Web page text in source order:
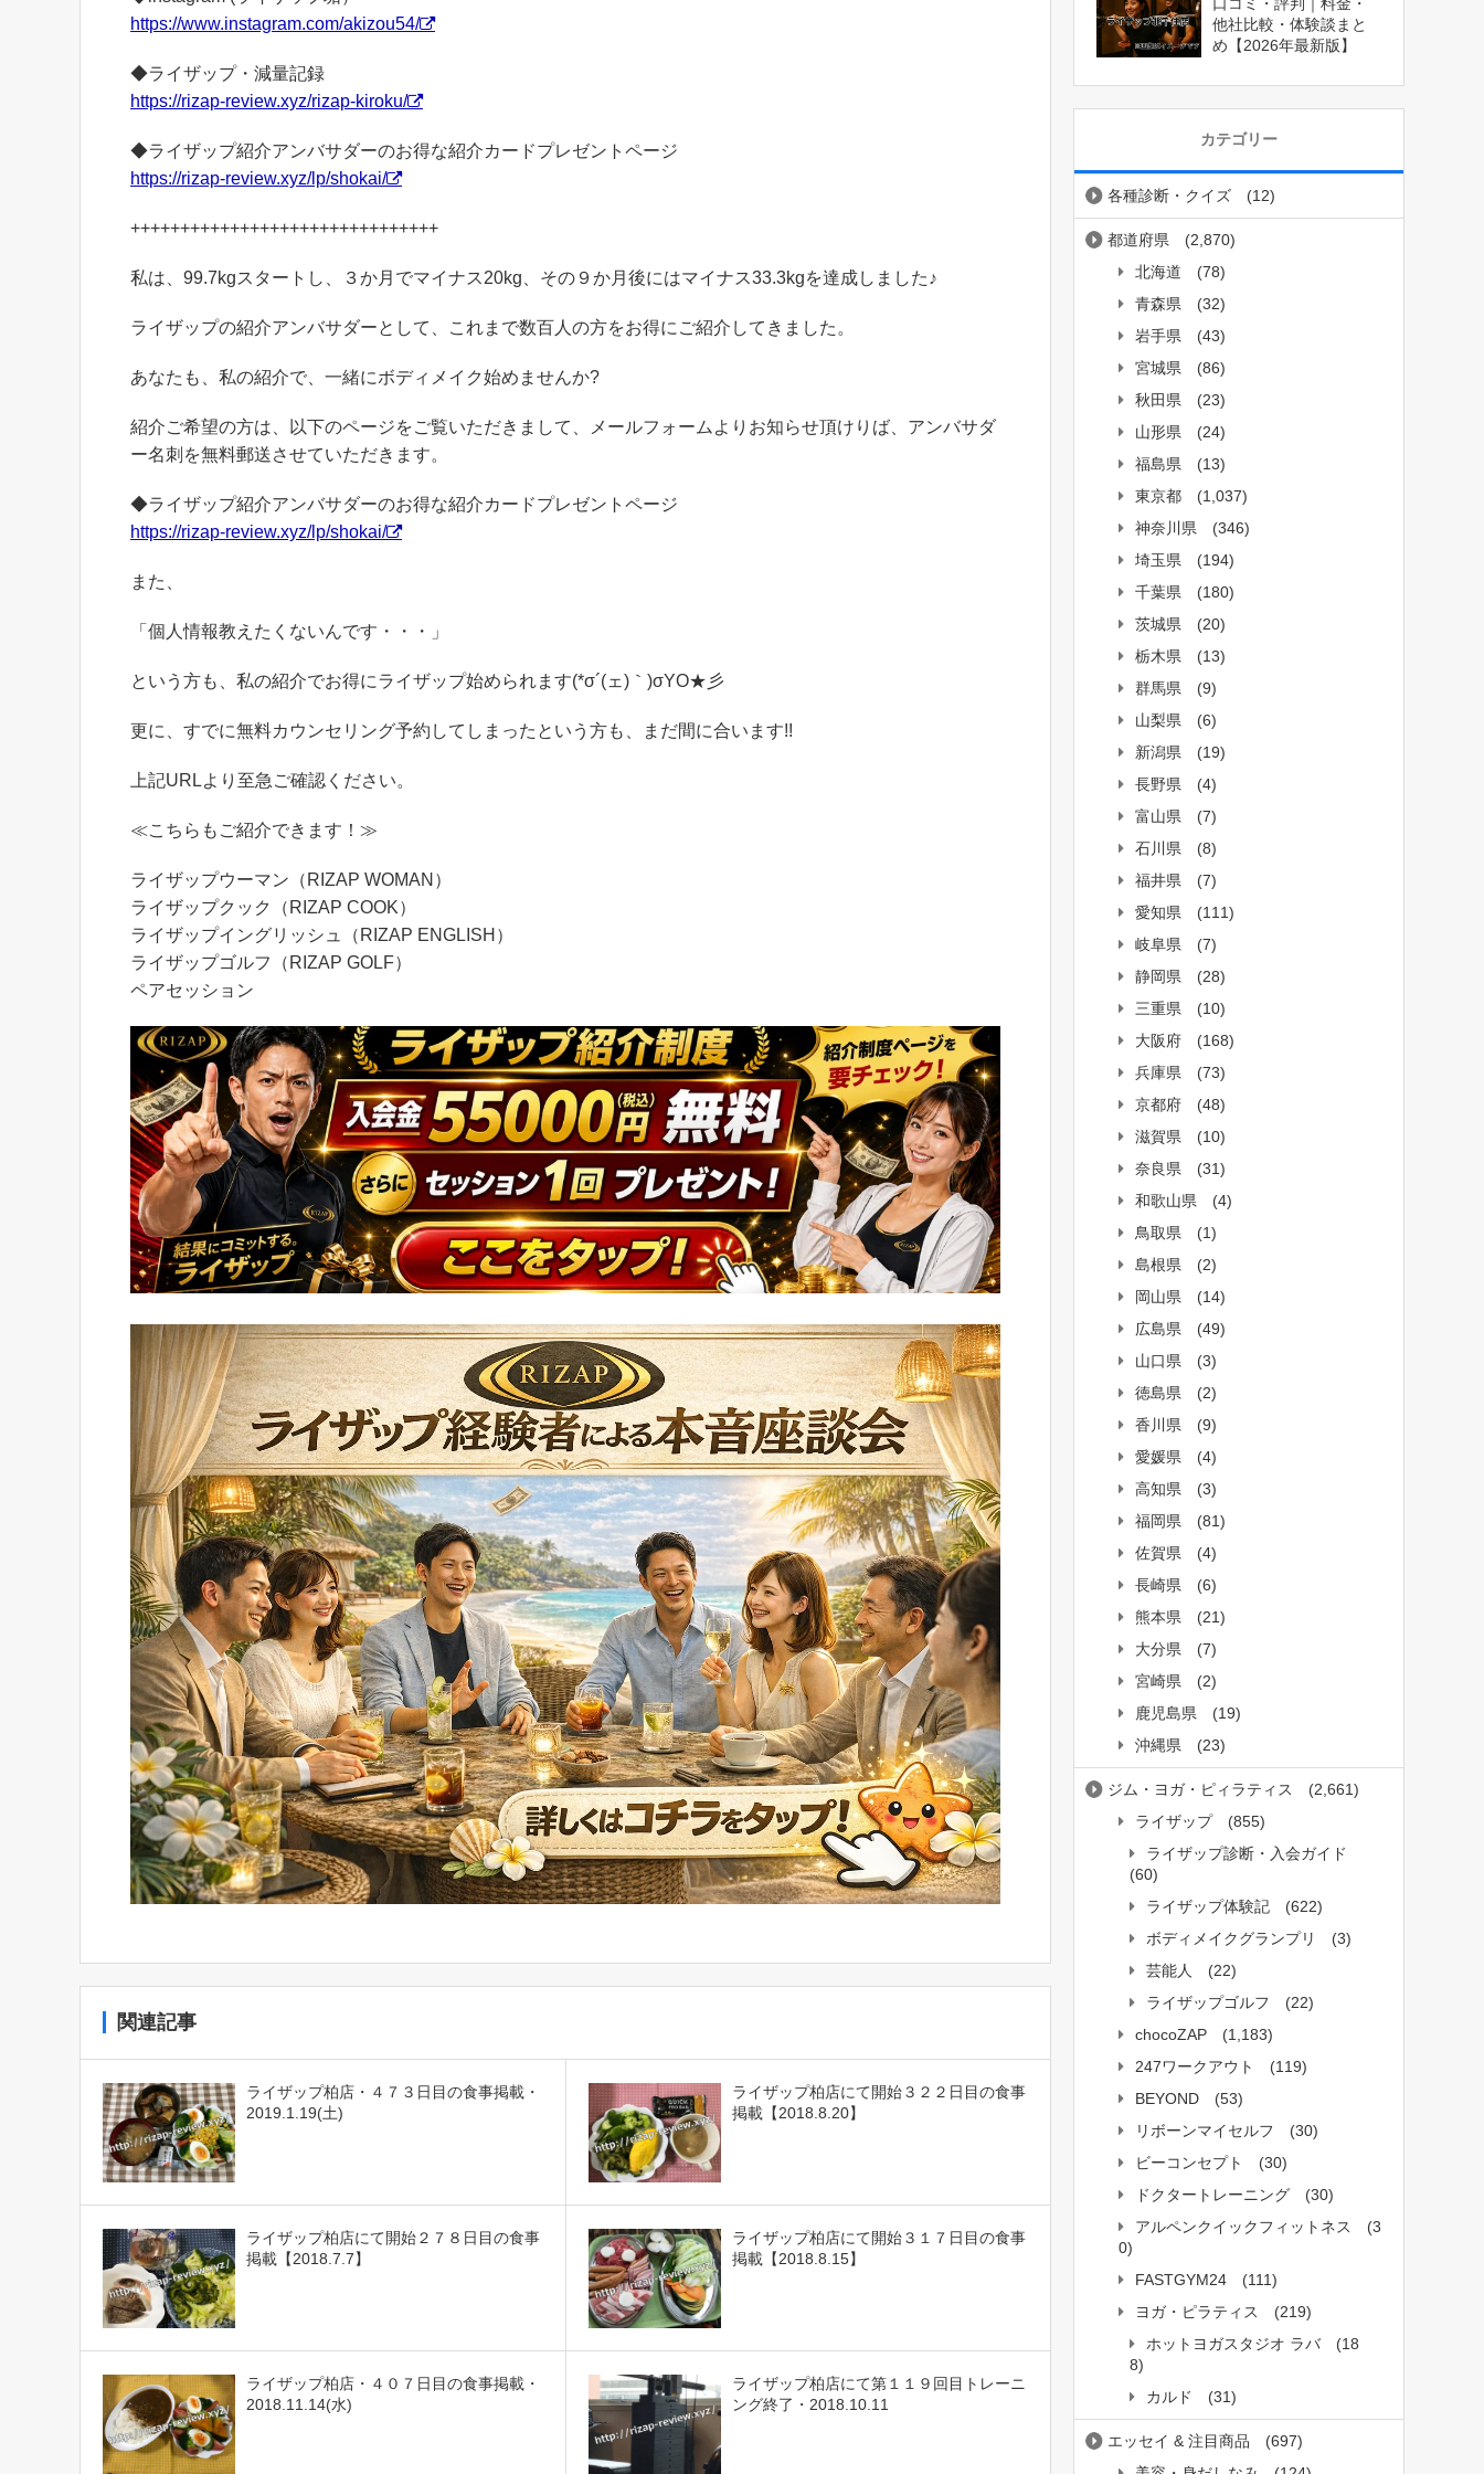
https://www.instagram.com/akizou54/
◆ライザップ・減量記録
https://rizap-review.xyz/rizap-kiroku/
◆ライザップ紹介アンバサダーのお得な紹介カードプレゼントページ
https://rizap-review.xyz/lp/shokai/
+++++++++++++++++++++++++++++++
私は、99.7kgスタートし、３か月でマイナス20kg、その９か月後にはマイナス33.3kgを達成しました♪
ライザップの紹介アンバサダーとして、これまで数百人の方をお得にご紹介してきました。
あなたも、私の紹介で、一緒にボディメイク始めませんか?
紹介ご希望の方は、以下のページをご覧いただきまして、メールフォームよりお知らせ頂けりば、アンバサダ
ー名刺を無料郵送させていただきます。
◆ライザップ紹介アンバサダーのお得な紹介カードプレゼントページ
https://rizap-review.xyz/lp/shokai/
また、
「個人情報教えたくないんです・・・」
という方も、私の紹介でお得にライザップ始められます(*σ´(ェ)｀)σYO★彡
更に、すでに無料カウンセリング予約してしまったという方も、まだ間に合います!!
上記URLより至急ご確認ください。
≪こちらもご紹介できます！≫
ライザップウーマン（RIZAP WOMAN）
ライザップクック（RIZAP COOK）
ライザップイングリッシュ（RIZAP ENGLISH）
ライザップゴルフ（RIZAP GOLF）
ペアセッション
関連記事
ライザップ柏店・４７３日目の食事掲載・
2019.1.19(土)
ライザップ柏店にて開始３２２日目の食事
掲載【2018.8.20】
ライザップ柏店にて開始２７８日目の食事
掲載【2018.7.7】
ライザップ柏店にて開始３１７日目の食事
掲載【2018.8.15】
ライザップ柏店・４０７日目の食事掲載・
2018.11.14(水)
ライザップ柏店にて第１１９回目トレーニ
ング終了・2018.10.11
他社比較・体験談まと
め【2026年最新版】
カテゴリー
各種診断・クイズ (12)
都道府県
(2,870)
北海道
(78)
青森県
(32)
岩手県
(43)
宮城県
(86)
秋田県
(23)
山形県
(24)
福島県
(13)
東京都
(1,037)
神奈川県
(346)
埼玉県
(194)
千葉県
(180)
茨城県
(20)
栃木県
(13)
群馬県
(9)
山梨県
(6)
新潟県
(19)
長野県
(4)
富山県
(7)
石川県
(8)
福井県
(7)
愛知県
(111)
岐阜県
(7)
静岡県
(28)
三重県
(10)
大阪府
(168)
兵庫県
(73)
京都府
(48)
滋賀県
(10)
奈良県
(31)
和歌山県
(4)
鳥取県
(1)
島根県
(2)
岡山県
(14)
広島県
(49)
山口県
(3)
徳島県
(2)
香川県
(9)
愛媛県
(4)
高知県
(3)
福岡県
(81)
佐賀県
(4)
長崎県
(6)
熊本県
(21)
大分県
(7)
宮崎県
(2)
鹿児島県
(19)
沖縄県
(23)
ジム・ヨガ・ピィラティス
(2,661)
ライザップ
(855)
ライザップ診断・入会ガイド
(60)
ライザップ体験記
(622)
ボディメイクグランプリ
(3)
芸能人
(22)
ライザップゴルフ
(22)
chocoZAP
(1,183)
247ワークアウト
(119)
BEYOND
(53)
リボーンマイセルフ
(30)
ビーコンセプト
(30)
ドクタートレーニング
(30)
アルペンクイックフィットネス
(3
0)
FASTGYM24
(111)
ヨガ・ピラティス
(219)
ホットヨガスタジオ ラバ
(18
8)
カルド
(31)
エッセイ & 注目商品
(697)